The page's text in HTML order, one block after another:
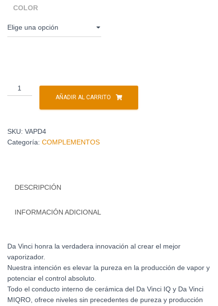
COLOR
AÑADIR AL CARRITO
SKU: VAPD4
Categoría: COMPLEMENTOS
DESCRIPCIÓN
INFORMACIÓN ADICIONAL
Da Vinci honra la verdadera innovación al crear el mejor
vaporizador.
Nuestra intención es elevar la pureza en la producción de vapor y
potenciar el control absoluto.
Todo el conducto interno de cerámica del Da Vinci IQ y Da Vinci
MIQRO, ofrece niveles sin precedentes de pureza y producción